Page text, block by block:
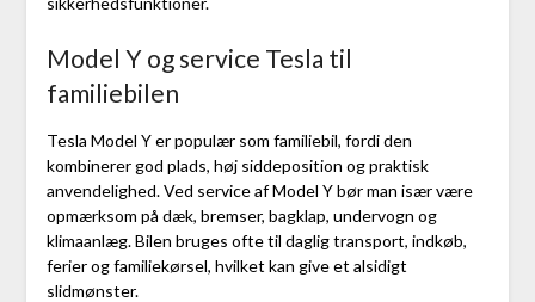
Model Y og service Tesla til
familiebilen
Tesla Model Y er populær som familiebil, fordi den
kombinerer god plads, høj siddeposition og praktisk
anvendelighed. Ved service af Model Y bør man især være
opmærksom på dæk, bremser, bagklap, undervogn og
klimaanlæg. Bilen bruges ofte til daglig transport, indkøb,
ferier og familiekørsel, hvilket kan give et alsidigt
slidmønster.